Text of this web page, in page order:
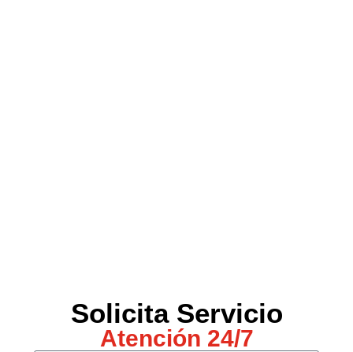
Solicita Servicio
Atención 24/7